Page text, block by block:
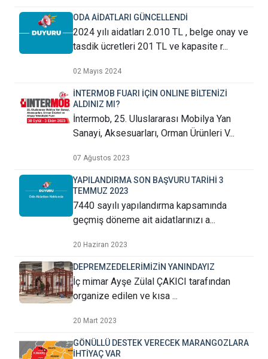
ODA AİDATLARI GÜNCELLENDİ
2024 yılı aidatları 2.010 TL , belge onay ve
tasdik ücretleri 201 TL ve kapasite r...
02 Mayıs 2024
İNTERMOB FUARI İÇİN ONLINE BİLTENİZİ
ALDINIZ MI?
İntermob, 25. Uluslararası Mobilya Yan
Sanayi, Aksesuarları, Orman Ürünleri V...
07 Ağustos 2023
YAPILANDIRMA SON BAŞVURU TARİHİ 3
TEMMUZ 2023
7440 sayılı yapılandırma kapsamında
geçmiş döneme ait aidatlarınızı a...
20 Haziran 2023
DEPREMZEDELERİMİZİN YANINDAYIZ
İç mimar Ayşe Zülal ÇAKICI tarafından
organize edilen ve kısa ...
20 Mart 2023
GÖNÜLLÜ DESTEK VERECEK MARANGOZLARA
İHTİYAÇ VAR